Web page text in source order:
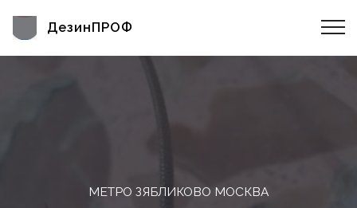
ДезинПРОФ
МЕТРО ЗЯБЛИКОВО МОСКВА